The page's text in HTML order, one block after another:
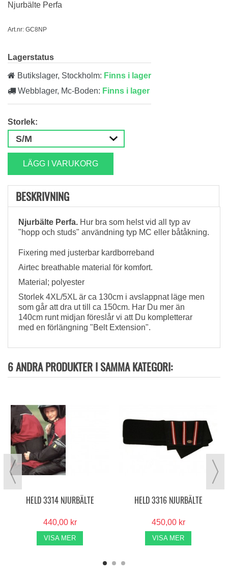
Njurbälte Perfa
Art.nr: GC8NP
Lagerstatus
Butikslager, Stockholm: Finns i lager
Webblager, Mc-Boden: Finns i lager
Storlek:
LÄGG I VARUKORG
BESKRIVNING
Njurbälte Perfa. Hur bra som helst vid all typ av
"hopp och studs" användning typ MC eller båtåkning.
Fixering med justerbar kardborreband
Airtec breathable material för komfort.
Material; polyester
Storlek 4XL/5XL är ca 130cm i avslappnat läge men
som går att dra ut till ca 150cm. Har Du mer än
140cm runt midjan föreslår vi att Du kompletterar
med en förlängning "Belt Extension".
6 ANDRA PRODUKTER I SAMMA KATEGORI:
HELD 3314 NJURBÄLTE
440,00 kr
VISA MER
HELD 3316 NJURBÄLTE
450,00 kr
VISA MER